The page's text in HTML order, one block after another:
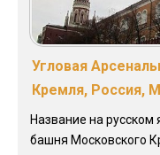
Угловая
Кремля, Россия,
Название на русском
башня Московского